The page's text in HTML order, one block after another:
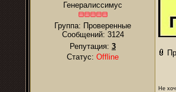
Генералиссимус
Группа: Проверенные
Сообщений: 3124
Репутация: 3
Статус: Offline
Не